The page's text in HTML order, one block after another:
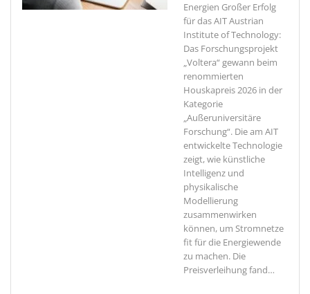
Energien Großer Erfolg
für das AIT Austrian
Institute of Technology:
Das Forschungsprojekt
„Voltera“ gewann beim
renommierten
Houskapreis 2026 in der
Kategorie
„Außeruniversitäre
Forschung“. Die am AIT
entwickelte Technologie
zeigt, wie künstliche
Intelligenz und
physikalische
Modellierung
zusammenwirken
können, um Stromnetze
fit für die Energiewende
zu machen. Die
Preisverleihung fand…